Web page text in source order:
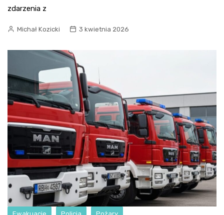
zdarzenia z
Michał Kozicki 3 kwietnia 2026